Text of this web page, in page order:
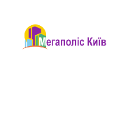
вмісту